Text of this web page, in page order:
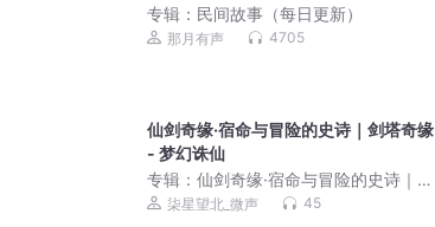
专辑： 民间故事（每日更新）
那月有声 4705
仙剑奇缘·宿命与冒险的史诗｜剑塔奇缘
- 梦幻诛仙
专辑：仙剑奇缘·宿命与冒险的史诗｜剑
塔奇缘
柒星望北_微声 45